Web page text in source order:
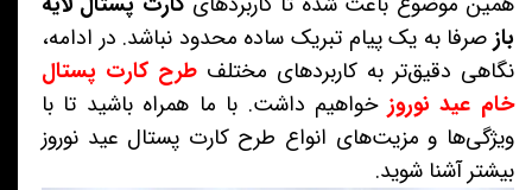
باز صرفا به یک پیام تبریک ساده محدود نباشد. در ادامه،
نگاهی دقیق‌تر به کاربردهای مختلف طرح کارت پستال
خام عید نوروز خواهیم داشت. با ما همراه باشید تا با
ویژگی‌ها و مزیت‌های انواع طرح کارت پستال عید نوروز
بیشتر آشنا شوید.